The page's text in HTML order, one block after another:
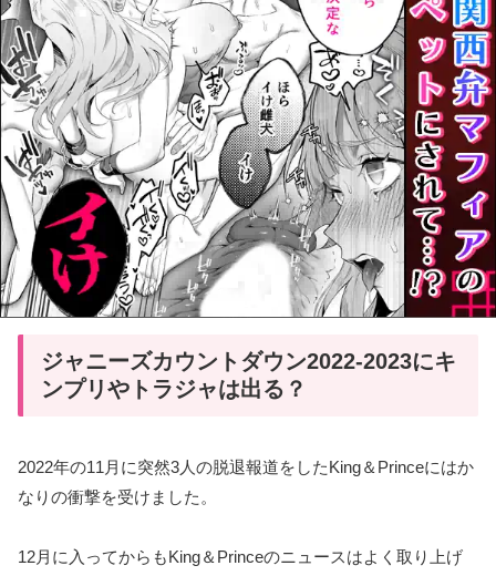
ジャニーズカウントダウン2022-2023にキ
ンプリやトラジャは出る？
2022年の11月に突然3人の脱退報道をしたKing＆Princeにはか
なりの衝撃を受けました。
12月に入ってからもKing＆Princeのニュースはよく取り上げ